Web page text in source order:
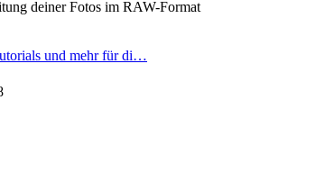
deiner Fotos im RAW-Format
und mehr für di…